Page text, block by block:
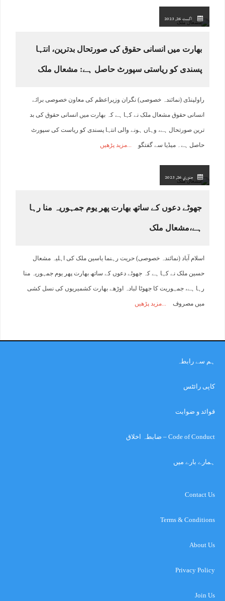
اگست 26, 2023
بھارت میں انسانی حقوق کی صورتحال بدترین، انتہا
پسندی کو ریاستی سپورٹ حاصل ہے: مشعال ملک
راولپنڈی (نمائندہ خصوصی) نگران وزیراعظم کی معاون خصوصی برائے
انسانی حقوق مشعال ملک نے کہا ہے کہ بھارت میں انسانی حقوق کی بد
ترین صورتحال ہے، وہاں ہونے والی انتہا پسندی کو ریاست کی سپورٹ
حاصل ہے۔ میڈیا سے گفتگو مزید پڑھیں
جنوري 26, 2023
جھوٹے دعوں کے ساتھ بھارت پھر یوم جمہوریہ منا رہا
ہے،مشعال ملک
اسلام آباد (نمائندہ خصوصی) حریت رہنما یاسین ملک کی اہلیہ مشعال
حسین ملک نے کہا ہے کہ جھوٹے دعوں کے ساتھ بھارت پھر یوم جمہوریہ منا
رہا ہے، جمہوریت کا جھوٹا لبادہ اوڑھے بھارت کشمیریوں کی نسل کشی
میں مصروف مزید پڑھیں
ہم سے رابطہ
کاپی رائٹس
قوائد و ضوابت
Code of Conduct – ضابطہ اخلاق
ہمارے بارے میں
Contact Us
Terms & Conditions
About Us
Privacy Policy
Join Us